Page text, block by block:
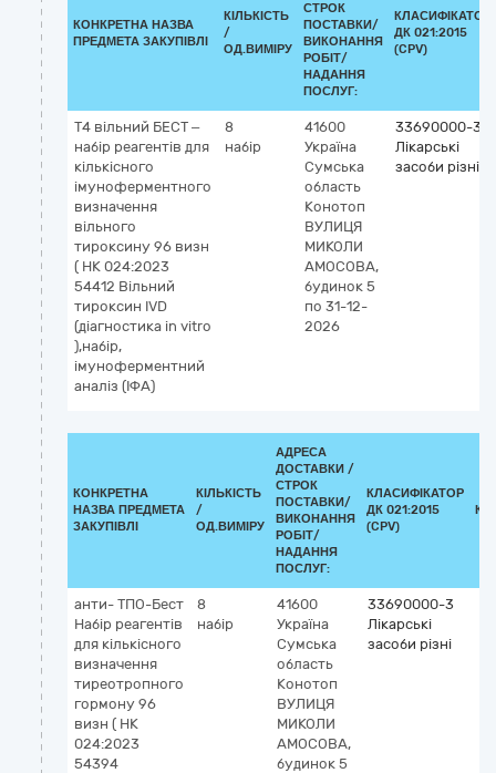
КОНКРЕТНА НАЗВА
ПРЕДМЕТА ЗАКУПІВЛІ
КІЛЬКІСТЬ
/
ОД.ВИМІРУ
СТРОК
ПОСТАВКИ/
ВИКОНАННЯ
РОБІТ/
НАДАННЯ
ПОСЛУГ:
КЛАСИФІКАТОР
ДК 021:2015
(CPV)
Т4 вільний БЕСТ –
набір реагентів для
кількісного
імуноферментного
визначення
вільного
тироксину 96 визн
( НК 024:2023
54412 Вільний
тироксин IVD
(діагностика in vitro
),набір,
імуноферментний
аналіз (ІФА)
8
набір
41600
Україна
Сумська
область
Конотоп
ВУЛИЦЯ
МИКОЛИ
АМОСОВА,
будинок 5
по 31-12-
2026
33690000-3
Лікарські
засоби різні
КОНКРЕТНА
НАЗВА ПРЕДМЕТА
ЗАКУПІВЛІ
КІЛЬКІСТЬ
/
ОД.ВИМІРУ
АДРЕСА
ДОСТАВКИ /
СТРОК
ПОСТАВКИ/
ВИКОНАННЯ
РОБІТ/
НАДАННЯ
ПОСЛУГ:
КЛАСИФІКАТОР
ДК 021:2015
(CPV)
анти- ТПО-Бест
Набір реагентів
для кількісного
визначення
тиреотропного
гормону 96
визн ( НК
024:2023
54394
8
набір
41600
Україна
Сумська
область
Конотоп
ВУЛИЦЯ
МИКОЛИ
АМОСОВА,
будинок 5
33690000-3
Лікарські
засоби різні